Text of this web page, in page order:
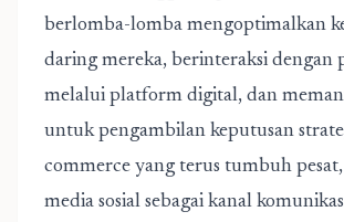
berlomba-lomba mengoptimalkan
daring mereka, berinteraksi dengan
melalui platform digital, dan
untuk pengambilan keputusan
commerce yang terus tumbuh
media sosial sebagai kanal